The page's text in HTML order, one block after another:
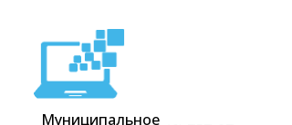
Муниципальное